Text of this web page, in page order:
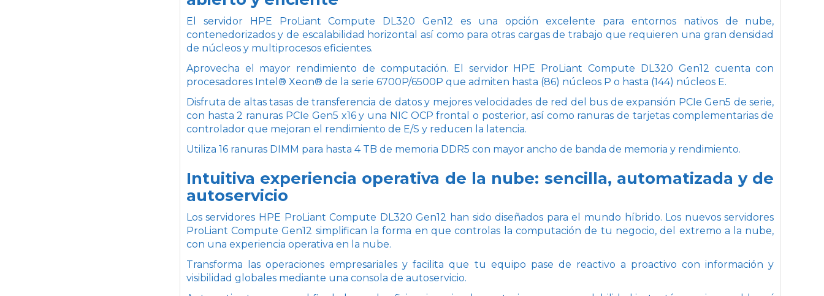
El servidor HPE ProLiant Compute DL320 Gen12 es una opción excelente para entornos nativos de nube,
contenedorizados y de escalabilidad horizontal así como para otras cargas de trabajo que requieren una gran densidad
de núcleos y multiprocesos eficientes.
Aprovecha el mayor rendimiento de computación. El servidor HPE ProLiant Compute DL320 Gen12 cuenta con
procesadores Intel® Xeon® de la serie 6700P/6500P que admiten hasta (86) núcleos P o hasta (144) núcleos E.
Disfruta de altas tasas de transferencia de datos y mejores velocidades de red del bus de expansión PCIe Gen5 de serie,
con hasta 2 ranuras PCIe Gen5 x16 y una NIC OCP frontal o posterior, así como ranuras de tarjetas complementarias de
controlador que mejoran el rendimiento de E/S y reducen la latencia.
Utiliza 16 ranuras DIMM para hasta 4 TB de memoria DDR5 con mayor ancho de banda de memoria y rendimiento.
Intuitiva experiencia operativa de la nube: sencilla, automatizada y de
autoservicio
Los servidores HPE ProLiant Compute DL320 Gen12 han sido diseñados para el mundo híbrido. Los nuevos servidores
ProLiant Compute Gen12 simplifican la forma en que controlas la computación de tu negocio, del extremo a la nube,
con una experiencia operativa en la nube.
Transforma las operaciones empresariales y facilita que tu equipo pase de reactivo a proactivo con información y
visibilidad globales mediante una consola de autoservicio.